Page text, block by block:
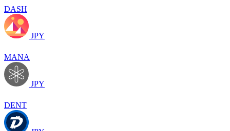
DASH
JPY
MANA
JPY
DENT